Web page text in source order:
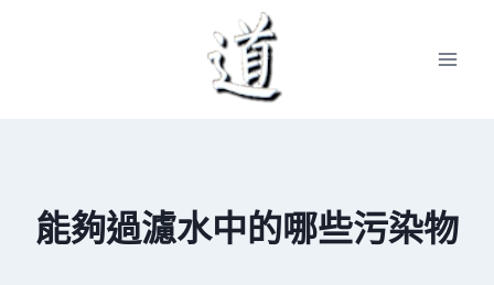
能夠過濾水中的哪些污染物